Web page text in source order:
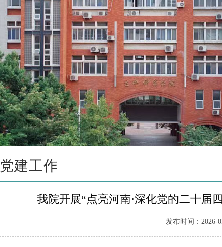
党建工作
我院开展“点亮河南·深化党的二十届
发布时间：2026-